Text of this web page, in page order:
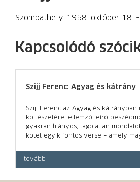
Szombathely, 1958. október 18. –
Kapcsolódó
Szijj Ferenc: Agyag és kátrány
Szijj Ferenc az Agyag és kátrányban
költészetére jellemző leíró
gyakran hiányos, tagolatlan
kötet egyik fontos verse – amely
tovább